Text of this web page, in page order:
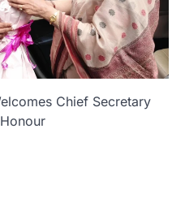
Chief Secretary